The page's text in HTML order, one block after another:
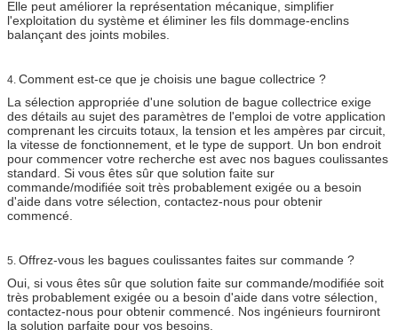
Elle peut améliorer la représentation mécanique, simplifier
l'exploitation du système et éliminer les fils dommage-enclins
balançant des joints mobiles.
4. Comment est-ce que je choisis une bague collectrice ?
La sélection appropriée d'une solution de bague collectrice exige
des détails au sujet des paramètres de l'emploi de votre application
comprenant les circuits totaux, la tension et les ampères par circuit,
la vitesse de fonctionnement, et le type de support. Un bon endroit
pour commencer votre recherche est avec nos bagues coulissantes
standard. Si vous êtes sûr que solution faite sur
commande/modifiée soit très probablement exigée ou a besoin
d'aide dans votre sélection, contactez-nous pour obtenir
commencé.
5. Offrez-vous les bagues coulissantes faites sur commande ?
Oui, si vous êtes sûr que solution faite sur commande/modifiée soit
très probablement exigée ou a besoin d'aide dans votre sélection,
contactez-nous pour obtenir commencé. Nos ingénieurs fourniront
la solution parfaite pour vos besoins.